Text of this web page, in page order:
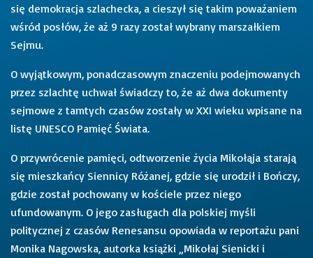
się demokracja szlachecka, a cieszył się takim poważaniem
wśród posłów, że aż 9 razy został wybrany marszałkiem
Sejmu.
O wyjątkowym, ponadczasowym znaczeniu podejmowanych
przez szlachtę uchwał świadczy to, że aż dwa dokumenty
sejmowe z tamtych czasów zostały w XXI wieku wpisane na
listę UNESCO Pamięć Świata.
O przywrócenie pamięci, odtworzenie życia Mikołąja starają
się mieszkańcy Siennicy Różanej, gdzie się urodził i Bończy,
gdzie został pochowany w kościele przez niego
ufundowanym. O jego zasługach dla polskiej myśli
politycznej z czasów Renesansu opowiada w reportażu pani
Monika Nagowska, autorka książki „Mikołaj Sienicki i